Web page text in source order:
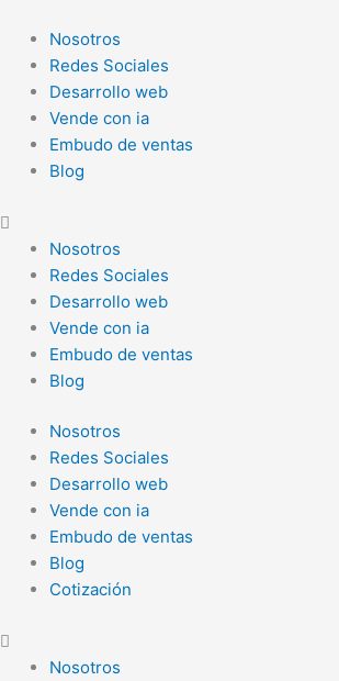
contenido
Nosotros
Redes Sociales
Desarrollo web
Vende con ia
Embudo de ventas
Blog
Nosotros
Redes Sociales
Desarrollo web
Vende con ia
Embudo de ventas
Blog
Nosotros
Redes Sociales
Desarrollo web
Vende con ia
Embudo de ventas
Blog
Cotización
Nosotros